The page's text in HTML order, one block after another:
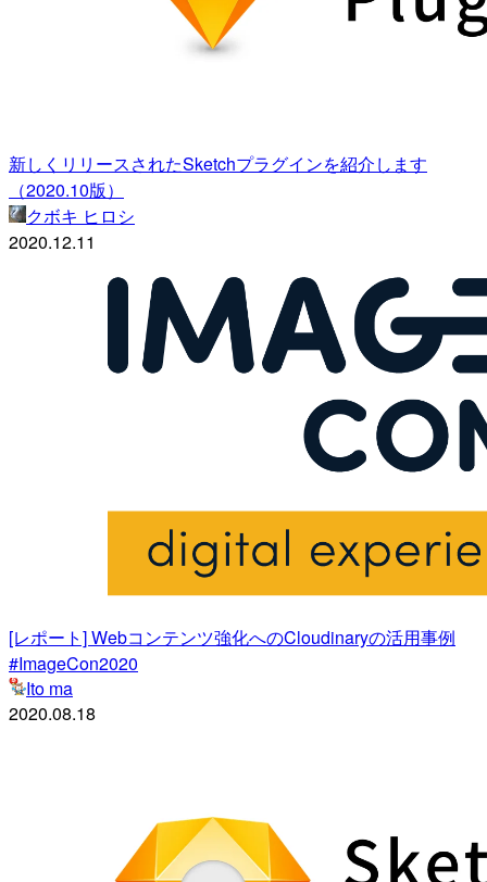
新しくリリースされたSketchプラグインを紹介します
（2020.10版）
クボキ ヒロシ
2020.12.11
[レポート] Webコンテンツ強化へのCloudinaryの活用事例
#ImageCon2020
Ito ma
2020.08.18